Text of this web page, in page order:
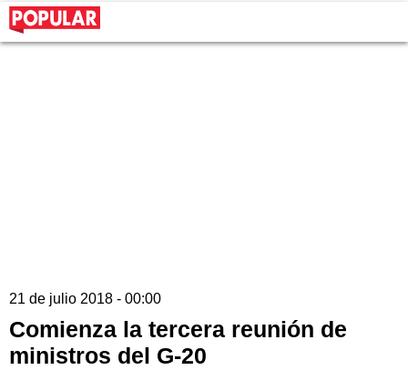
21 de julio 2018 - 00:00
Comienza la tercera reunión de
ministros del G-20